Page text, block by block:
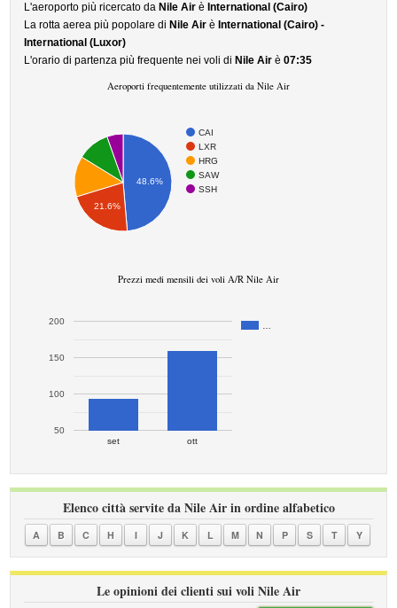
L'aeroporto più ricercato da Nile Air è International (Cairo)
La rotta aerea più popolare di Nile Air è International (Cairo) -
International (Luxor)
L'orario di partenza più frequente nei voli di Nile Air è07:35
Aeroporti frequentemente utilizzati da Nile Air
CAI
LXR
HRG
SAW
SSH
48.6%
21.6%
Prezzi medi mensili dei voli A/R Nile Air
set ott
50
100
150
200
Elenco città servite da Nile Air in ordine alfabetico
A B C H I J K L M N P S T Y
Le opinioni dei clienti sui voli Nile Air